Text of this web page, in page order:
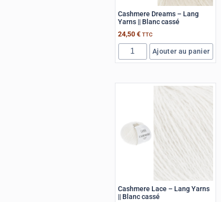
Cashmere Dreams – Lang
Yarns || Blanc cassé
24,50€ TTC
Ajouter au panier
Cashmere Lace – Lang Yarns
|| Blanc cassé